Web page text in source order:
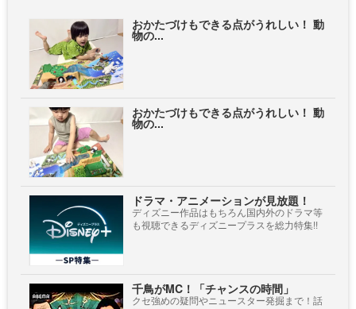
おかたづけもできる点がうれしい！ 動
物の...
おかたづけもできる点がうれしい！ 動
物の...
ドラマ・アニメーションが見放題！
ディズニー作品はもちろん国内外のドラマ等
も視聴できるディズニープラスを総力特集!!
千鳥がMC！「チャンスの時間」
クセ強めの疑問やニュースター発掘まで！話